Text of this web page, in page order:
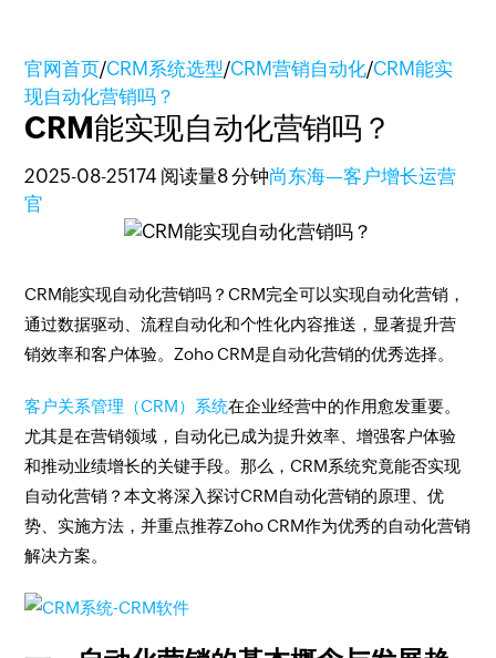
官网首页/CRM系统选型/CRM营销自动化/CRM能实
现自动化营销吗？
CRM能实现自动化营销吗？
2025-08-25174 阅读量8 分钟尚东海—客户增长运营
官
CRM能实现自动化营销吗？CRM完全可以实现自动化营销，
通过数据驱动、流程自动化和个性化内容推送，显著提升营
销效率和客户体验。Zoho CRM是自动化营销的优秀选择。
客户关系管理（CRM）系统在企业经营中的作用愈发重要。
尤其是在营销领域，自动化已成为提升效率、增强客户体验
和推动业绩增长的关键手段。那么，CRM系统究竟能否实现
自动化营销？本文将深入探讨CRM自动化营销的原理、优
势、实施方法，并重点推荐Zoho CRM作为优秀的自动化营销
解决方案。